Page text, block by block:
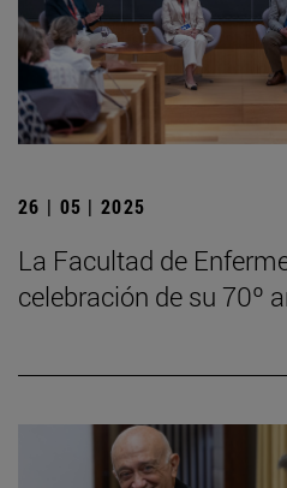
26 | 05 | 2025
La Facultad de
celebración de su 70º